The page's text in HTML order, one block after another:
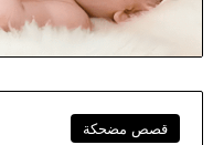
قصص مضحكة